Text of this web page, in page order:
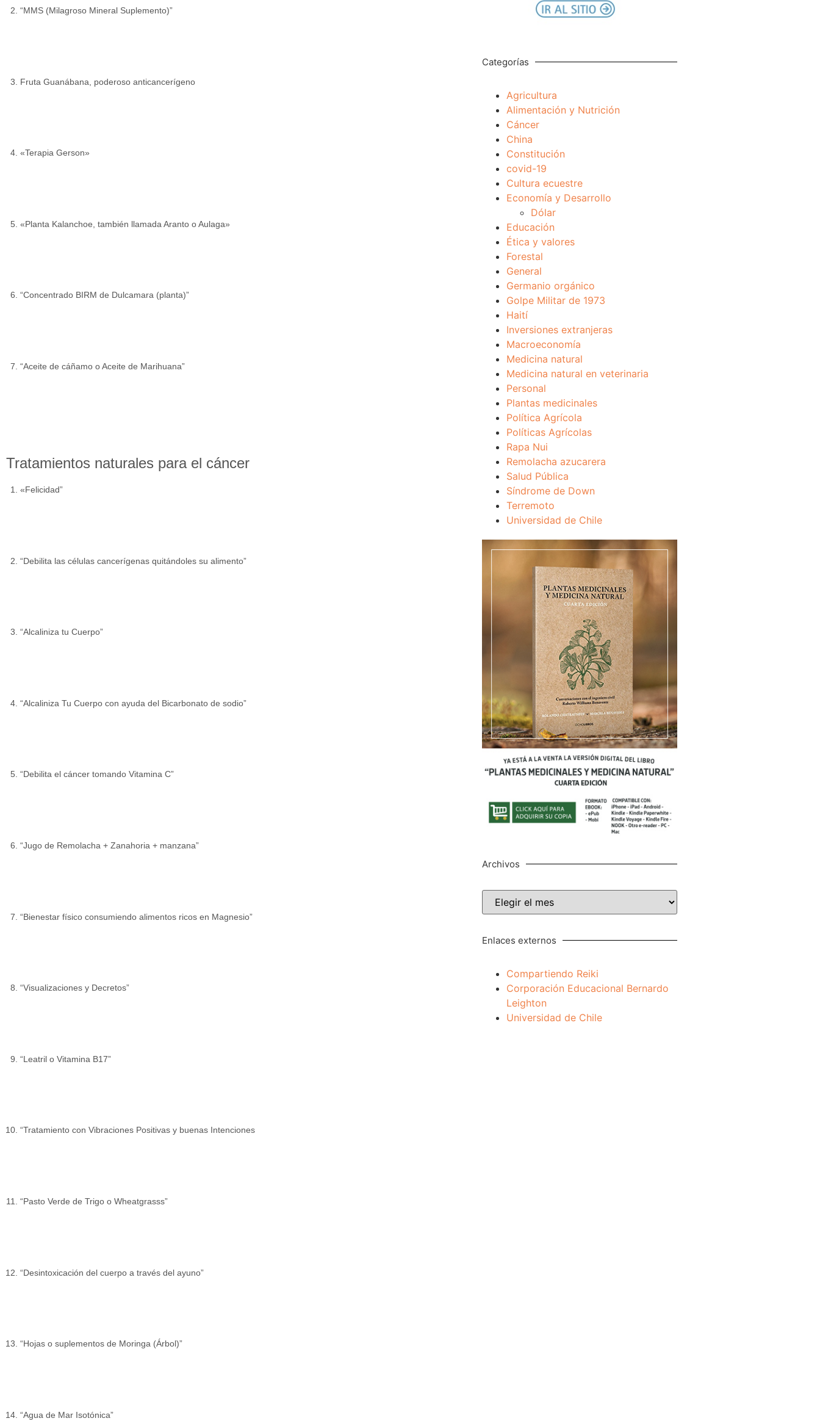
“MMS (Milagroso Mineral Suplemento)”
Fruta Guanábana, poderoso anticancerígeno
«Terapia Gerson»
«Planta Kalanchoe, también llamada Aranto o Aulaga»
“Concentrado BIRM de Dulcamara (planta)”
“Aceite de cáñamo o Aceite de Marihuana”
Tratamientos naturales para el cáncer
«Felicidad”
“Debilita las células cancerígenas quitándoles su alimento”
“Alcaliniza tu Cuerpo”
“Alcaliniza Tu Cuerpo con ayuda del Bicarbonato de sodio”
“Debilita el cáncer tomando Vitamina C”
“Jugo de Remolacha + Zanahoria + manzana”
“Bienestar físico consumiendo alimentos ricos en Magnesio”
“Visualizaciones y Decretos”
“Leatril o Vitamina B17”
“Tratamiento con Vibraciones Positivas y buenas Intenciones
“Pasto Verde de Trigo o Wheatgrasss”
“Desintoxicación del cuerpo a través del ayuno”
“Hojas o suplementos de Moringa (Árbol)”
“Agua de Mar Isotónica”
Categorías
Agricultura
Alimentación y Nutrición
Cáncer
China
Constitución
covid-19
Cultura ecuestre
Economía y Desarrollo
Dólar
Educación
Ética y valores
Forestal
General
Germanio orgánico
Golpe Militar de 1973
Haití
Inversiones extranjeras
Macroeconomía
Medicina natural
Medicina natural en veterinaria
Personal
Plantas medicinales
Política Agrícola
Políticas Agrícolas
Rapa Nui
Remolacha azucarera
Salud Pública
Síndrome de Down
Terremoto
Universidad de Chile
Archivos
Enlaces externos
Compartiendo Reiki
Corporación Educacional Bernardo
Leighton
Universidad de Chile